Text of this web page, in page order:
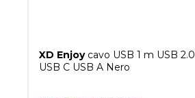
XD Enjoycavo USB 1 m USB 2.0
USB C USB A Nero